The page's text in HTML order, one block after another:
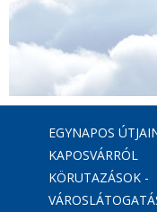
EGYNAPOS
KAPOSVÁRRÓL
KÖRUTAZÁSOK -